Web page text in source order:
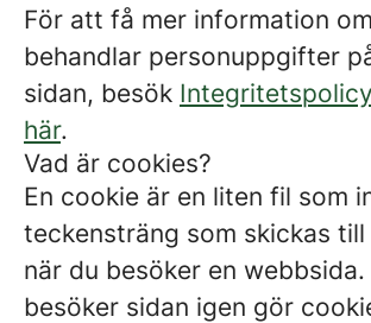
För att få mer information
behandlar personuppgifter
sidan, besök
här.
Vad är cookies?
En cookie är en liten fil som
teckensträng som skickas till
när du besöker en webbsida.
besöker sidan igen gör